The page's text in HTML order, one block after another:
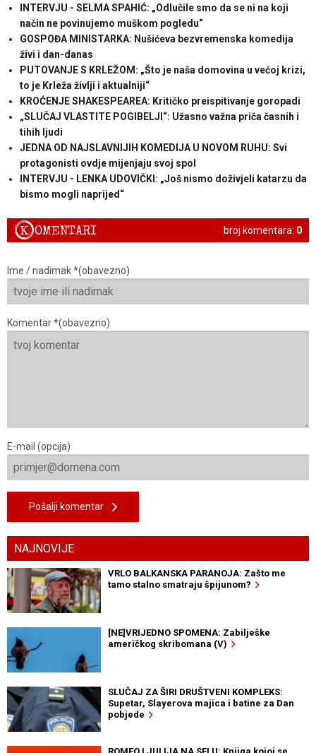
INTERVJU - SELMA SPAHIĆ: „Odlučile smo da se ni na koji
način ne povinujemo muškom pogledu“
GOSPOĐA MINISTARKA: Nušićeva bezvremenska komedija
živi i dan-danas
PUTOVANJE S KRLEŽOM: „Što je naša domovina u većoj krizi,
to je Krleža življi i aktualniji“
KROĆENJE SHAKESPEAREA: Kritičko preispitivanje goropadi
„SLUČAJ VLASTITE POGIBELJI“: Užasno važna priča časnih i
tihih ljudi
JEDNA OD NAJSLAVNIJIH KOMEDIJA U NOVOM RUHU: Svi
protagonisti ovdje mijenjaju svoj spol
INTERVJU - LENKA UDOVIČKI: „Još nismo doživjeli katarzu da
bismo mogli naprijed“
broj komentara: 0
KOMENTARI
Ime / nadimak *(obavezno)
Komentar *(obavezno)
E-mail (opcija)
Pošalji komentar
NAJNOVIJE
VRLO BALKANSKA PARANOJA: Zašto me
tamo stalno smatraju špijunom?
[NE]VRIJEDNO SPOMENA: Zabilješke
američkog skribomana (V)
SLUČAJ ZA ŠIRI DRUŠTVENI KOMPLEKS:
Supetar, Slayerova majica i batine za Dan
pobjede